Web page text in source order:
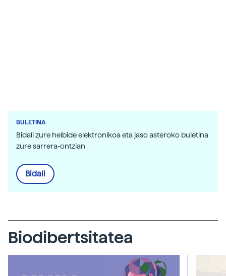
BULETINA
Bidali zure helbide elektronikoa eta jaso asteroko buletina
zure sarrera-ontzian
Bidali
Biodibertsitatea